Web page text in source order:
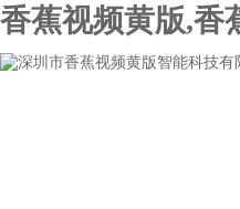
香蕉视频黄版,香